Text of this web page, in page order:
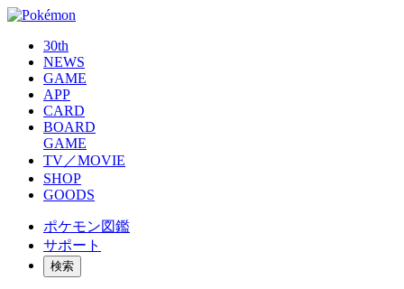
30th
NEWS
GAME
APP
CARD
BOARD
GAME
TV／MOVIE
SHOP
GOODS
ポケモン図鑑
サポート
検索